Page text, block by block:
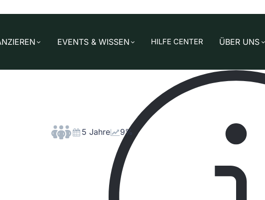
EVENTS & WISSEN HILFE CENTER ÜBER UNS
Bochum, Deutschland
5 Jahre
9%
für Gastronomie, Hotellerie & Großverpflegung seit über 25 Jahren.
Marketinginhalt